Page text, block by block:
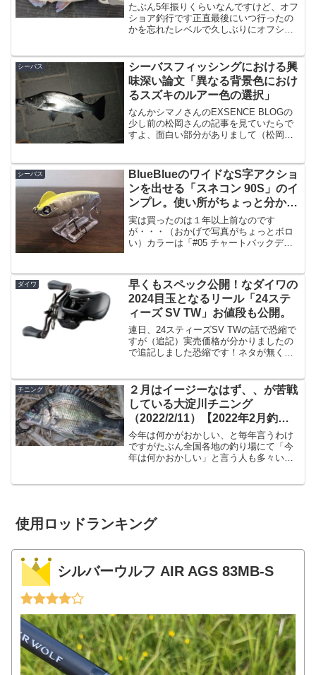
たぶん5年振りくらいなんですけど、オフ
ショア釣行です正直最後にいつ行ったの
かを忘れたレベルで久しぶりにオフショ
年以降行ってない・・はず。あまりにも
オフショアに行...
シーバス
シーバスフィッシングにおける興
味深い論文「異なる背景色におけ
るスズキのルアー色の選択」
なんかシマノさんのEXSENCE BLOGの
少し前の松岡さんの記事を見ていたらで
すよ、面白い部分がありまして（松岡）
レンジ系の灯りの下でゴールド投げた
ら、同化してしまう...
シーバス
BlueBlueのワイドなS字アクショ
ンを出せる「スネコン 90S」のイ
ンプレ。使い所がちょっと分かっ
たかも。
実は買ったのは１年以上前なのです
が・・・（おかげで写真がちょっとボロ
い）カラーは「#05 チャートバックデカ
うなヘッド形状が特徴的です。何で今更
書くのかというと、実はで...
ダイワ
早くもスペック公開！なダイワの
2024目玉となるリール「24ステ
ィーズ SV TW」お値段も公開。
連日、24スティーズSV TWの話で恐縮で
すが（追記）実売価格が分かりましたの
で追記しました恐縮です！ネタが無くて
はアンタレスくらいしかないですよね。
アンタレス買ったこ...
チニング
２月はイージーなはず、、が苦戦
している大淀川チニング
（2022/2/11）【2022年2月釣
行】
今年は何かがおかしい、と毎年言うわけ
ですがたぶん全国各地の釣り場にて「今
年は何かおかしい」と言う人も多々いる
使用ロッドランキング
シルバーウルフ AIR AGS 83MB-S